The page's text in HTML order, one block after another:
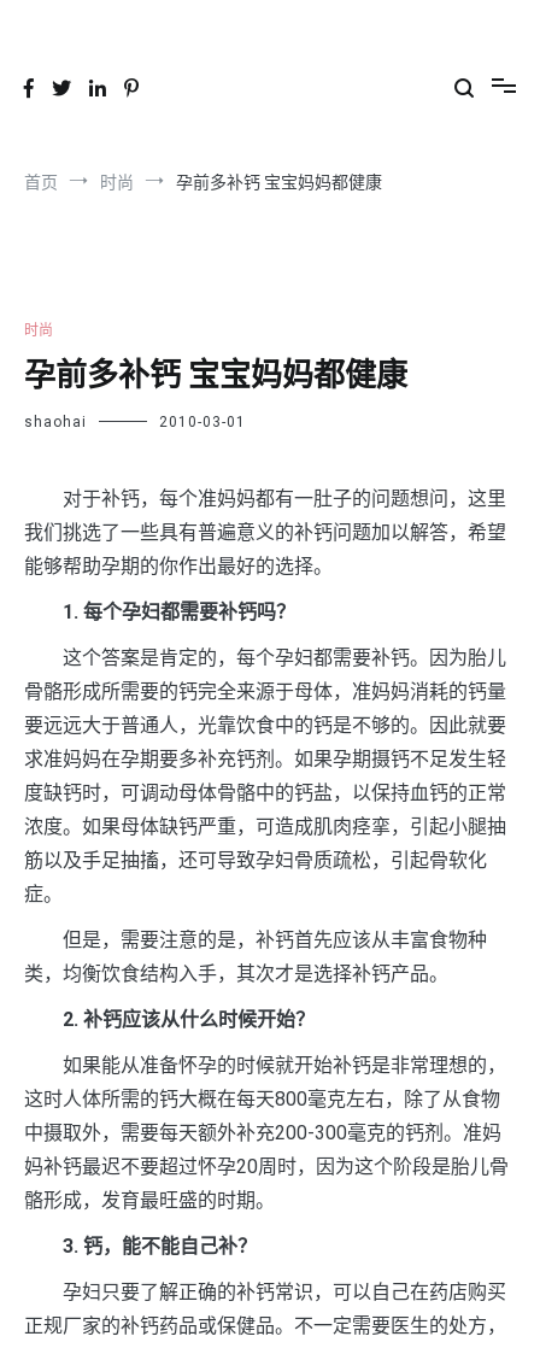
首页 时尚 孕前多补钙 宝宝妈妈都健康
时尚
孕前多补钙 宝宝妈妈都健康
shaohai 2010-03-01
对于补钙，每个准妈妈都有一肚子的问题想问，这里
我们挑选了一些具有普遍意义的补钙问题加以解答，希望
能够帮助孕期的你作出最好的选择。
1. 每个孕妇都需要补钙吗？
这个答案是肯定的，每个孕妇都需要补钙。因为胎儿
骨骼形成所需要的钙完全来源于母体，准妈妈消耗的钙量
要远远大于普通人，光靠饮食中的钙是不够的。因此就要
求准妈妈在孕期要多补充钙剂。如果孕期摄钙不足发生轻
度缺钙时，可调动母体骨骼中的钙盐，以保持血钙的正常
浓度。如果母体缺钙严重，可造成肌肉痉挛，引起小腿抽
筋以及手足抽搐，还可导致孕妇骨质疏松，引起骨软化
症。
但是，需要注意的是，补钙首先应该从丰富食物种
类，均衡饮食结构入手，其次才是选择补钙产品。
2. 补钙应该从什么时候开始？
如果能从准备怀孕的时候就开始补钙是非常理想的，
这时人体所需的钙大概在每天800毫克左右，除了从食物
中摄取外，需要每天额外补充200-300毫克的钙剂。准妈
妈补钙最迟不要超过怀孕20周时，因为这个阶段是胎儿骨
骼形成，发育最旺盛的时期。
3. 钙，能不能自己补？
孕妇只要了解正确的补钙常识，可以自己在药店购买
正规厂家的补钙药品或保健品。不一定需要医生的处方，